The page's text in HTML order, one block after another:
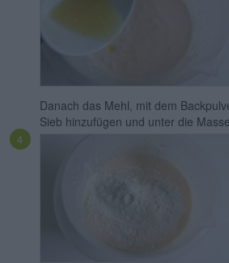
Danach das Mehl, mit dem
Sieb hinzufügen und unter die